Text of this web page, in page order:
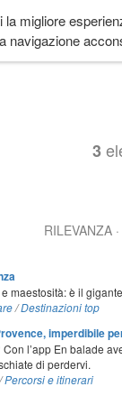
DOVE ANDARE
migliore
navigazione
3
RILEVANZA ·
maestosità: è il
/Destinazioni top
imperdibile
l’app En balade
di perdervi.
/Percorsi e itinerari